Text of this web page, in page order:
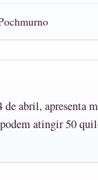
de abril, apresenta
atingir 50